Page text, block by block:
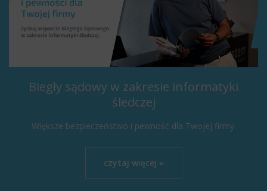
Biegły sądowy w zakresie informatyki
śledczej
Większe bezpieczeństwo i pewność dla Twojej firmy.
czytaj więcej »